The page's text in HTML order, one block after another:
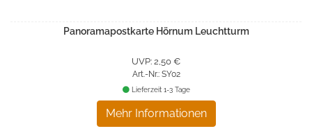
Panoramapostkarte Hörnum Leuchtturm
UVP: 2,50 €
Art.-Nr.: SY02
Mehr Informationen
Lieferzeit 1-3 Tage